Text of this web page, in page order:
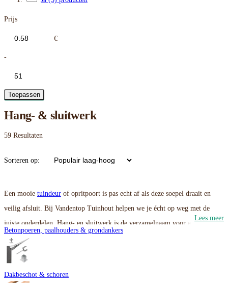
Prijs
€
-
Toepassen
Hang- & sluitwerk
59 Resultaten
Sorteren op:
Een mooie tuindeur of opritpoort is pas echt af als deze soepel draait en
veilig afsluit Bij Vandentop Tuinhout helpen we je écht op weg met de
juiste onderdelen . Hang- en sluitwerk is de verzamelnaam voor alles wat
nodig is om je deur te laten bewegen (het 'hangen') en te vergrendelen (het
'sluiten').
Lees meer
Betonpoeren, paalhouders & grondankers
Dakbeschot & schoren